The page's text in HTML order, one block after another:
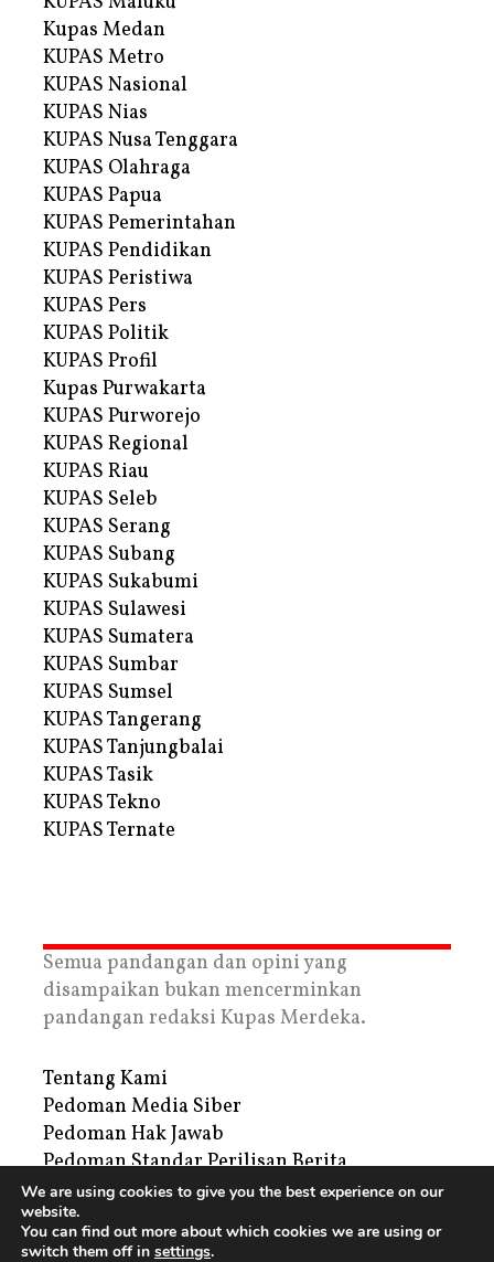
Kupas Medan
KUPAS Metro
KUPAS Nasional
KUPAS Nias
KUPAS Nusa Tenggara
KUPAS Olahraga
KUPAS Papua
KUPAS Pemerintahan
KUPAS Pendidikan
KUPAS Peristiwa
KUPAS Pers
KUPAS Politik
KUPAS Profil
Kupas Purwakarta
KUPAS Purworejo
KUPAS Regional
KUPAS Riau
KUPAS Seleb
KUPAS Serang
KUPAS Subang
KUPAS Sukabumi
KUPAS Sulawesi
KUPAS Sumatera
KUPAS Sumbar
KUPAS Sumsel
KUPAS Tangerang
KUPAS Tanjungbalai
KUPAS Tasik
KUPAS Tekno
KUPAS Ternate
Semua pandangan dan opini yang
disampaikan bukan mencerminkan
pandangan redaksi Kupas Merdeka.
Tentang Kami
Pedoman Media Siber
Pedoman Hak Jawab
Pedoman Standar Perilisan Berita
Privacy Policy
Periklanan
We are using cookies to give you the best experience on our
website.
You can find out more about which cookies we are using or
switch them off in settings.